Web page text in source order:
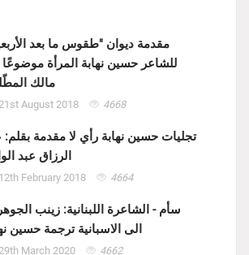
مقدمة ديوان "طقوس ما بعد
للشاعر حسين نهابة المرأة موضوعًا
مالك
21st August 2018 4668
تجليات حسين نهابة رأي لا مقدمة بقلم:
الرزاق عبد
12th February 2018 4664
سأم - الشاعرة اللبنانية: زينب
الى الاسبانية ترجمة حسين
29th March 2020 4662